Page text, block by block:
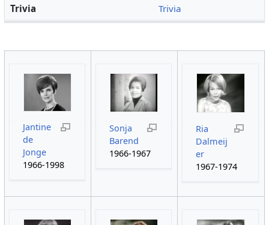
Trivia
Trivia
Jantine
de
Jonge
1966-1998
Sonja
Barend
1966-1967
Ria
Dalmeij
er
1967-1974